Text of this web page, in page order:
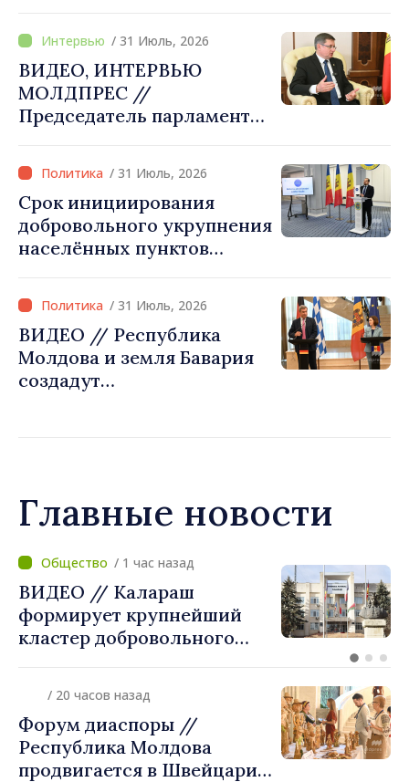
конкретные проекты»
страны. Алексей Бузу:
«Только через сильные
примэрии мы можем
обеспечить качественные
услуги и
инфраструктуру»
/ 31 Июль, 2026
ВИДЕО, ИНТЕРВЬЮ
МОЛДПРЕС //
Председатель парламента
убедить каждое
государство‑член ЕС, что
Республика Молдова
заслуживает быть в
Европейском союзе»
/ 31 Июль, 2026
Срок инициирования
добровольного укрупнения
населённых пунктов
/ 31 Июль, 2026
ВИДЕО // Республика
Молдова и земля Бавария
создадут
Главные новости
/ 1 час назад
ВИДЕО // Калараш
формирует крупнейший
кластер добровольного
утвердил окончательное
решение
/ 20 часов назад
Форум диаспоры //
Республика Молдова
продвигается в Швейцарии